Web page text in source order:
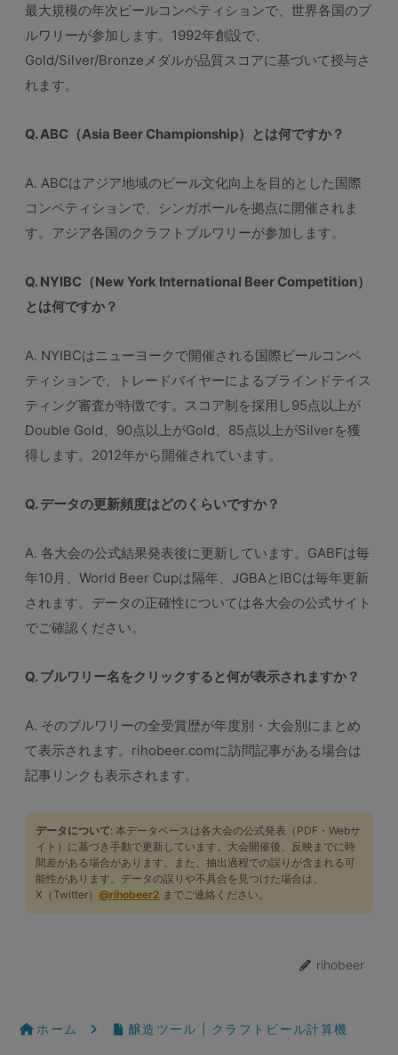
最大規模の年次ビールコンペティションで、世界各国のブ
ルワリーが参加します。1992年創設で、
Gold/Silver/Bronzeメダルが品質スコアに基づいて授与さ
れます。
Q. ABC（Asia Beer Championship）とは何ですか？
A. ABCはアジア地域のビール文化向上を目的とした国際
コンペティションで、シンガポールを拠点に開催されま
す。アジア各国のクラフトブルワリーが参加します。
Q. NYIBC（New York International Beer Competition）
とは何ですか？
A. NYIBCはニューヨークで開催される国際ビールコンペ
ティションで、トレードバイヤーによるブラインドテイス
ティング審査が特徴です。スコア制を採用し95点以上が
Double Gold、90点以上がGold、85点以上がSilverを獲
得します。2012年から開催されています。
Q. データの更新頻度はどのくらいですか？
A. 各大会の公式結果発表後に更新しています。GABFは毎
年10月、World Beer Cupは隔年、JGBAとIBCは毎年更新
されます。データの正確性については各大会の公式サイト
でご確認ください。
Q. ブルワリー名をクリックすると何が表示されますか？
A. そのブルワリーの全受賞歴が年度別・大会別にまとめ
て表示されます。rihobeer.comに訪問記事がある場合は
記事リンクも表示されます。
データについて: 本データベースは各大会の公式発表（PDF・Webサ
イト）に基づき手動で更新しています。大会開催後、反映までに時
間差がある場合があります。また、抽出過程での誤りが含まれる可
能性があります。データの誤りや不具合を見つけた場合は、
X（Twitter） @rihobeer2 までご連絡ください。
rihobeer
ホーム 醸造ツール | クラフトビール計算機